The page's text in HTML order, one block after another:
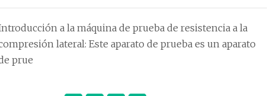
a la máquina de prueba de resistencia a la
lateral: Este aparato de prueba es un aparato
prue